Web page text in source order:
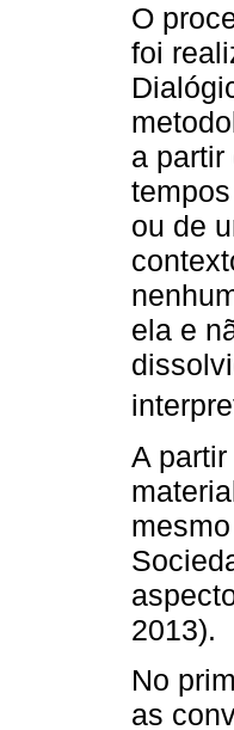
O
foi
a
ou de
ela e
A
2013).
No
as